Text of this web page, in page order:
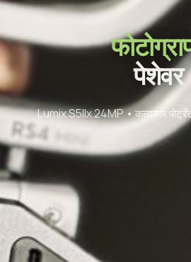
पेशेवर
Lumix S5IIx 24MP • कलाकार